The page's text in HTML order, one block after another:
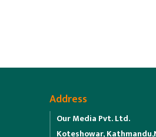
Address
Our Media Pvt. Ltd.
Koteshowar,